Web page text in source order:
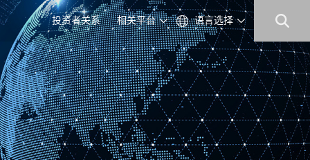
语言选择
相关平台
投资者关系